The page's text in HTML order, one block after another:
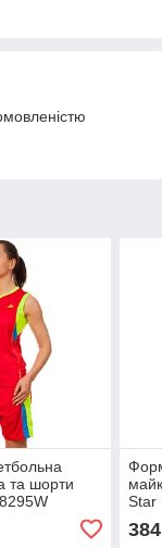
та шорти
L-2XL,
Star
384